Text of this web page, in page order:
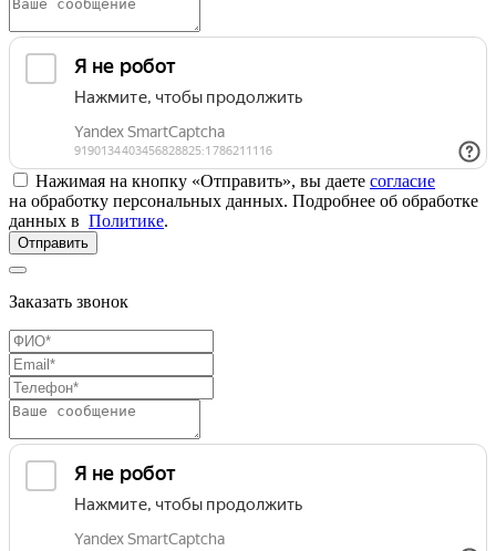
Нажимая на кнопку «Отправить», вы даете согласие
на обработку персональных данных. Подробнее об обработке
данных в Политике.
Отправить
Заказать звонок